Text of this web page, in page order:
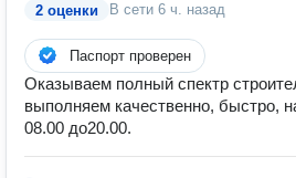
2 оценки В сети 6 ч. назад
Паспорт проверен
Оказываем полный спектр
выполняем качественно, быстро,
08.00 до20.00.